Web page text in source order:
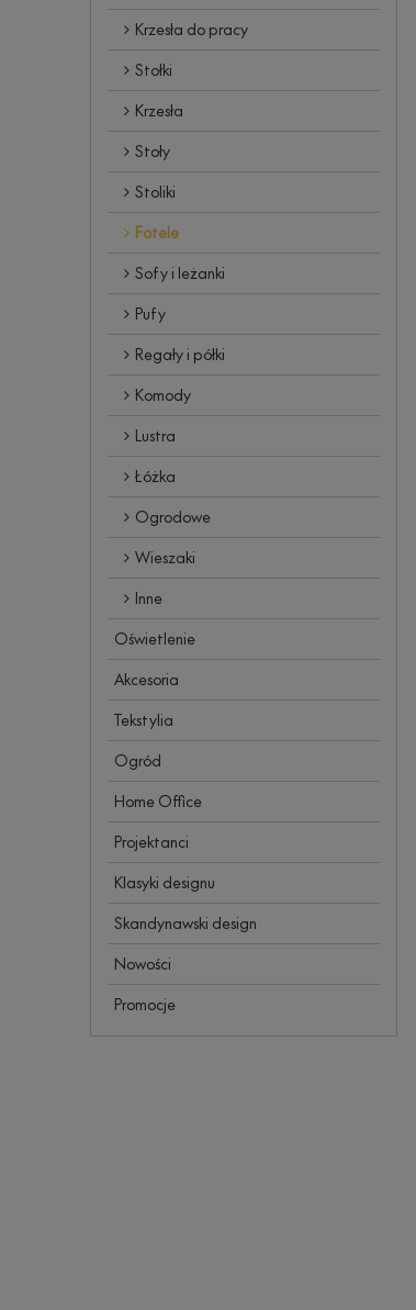
Krzesła do pracy
Stołki
Krzesła
Stoły
Stoliki
Fotele
Sofy i leżanki
Pufy
Regały i półki
Komody
Lustra
Łóżka
Ogrodowe
Wieszaki
Inne
Oświetlenie
Akcesoria
Tekstylia
Ogród
Home Office
Projektanci
Klasyki designu
Skandynawski design
Nowości
Promocje